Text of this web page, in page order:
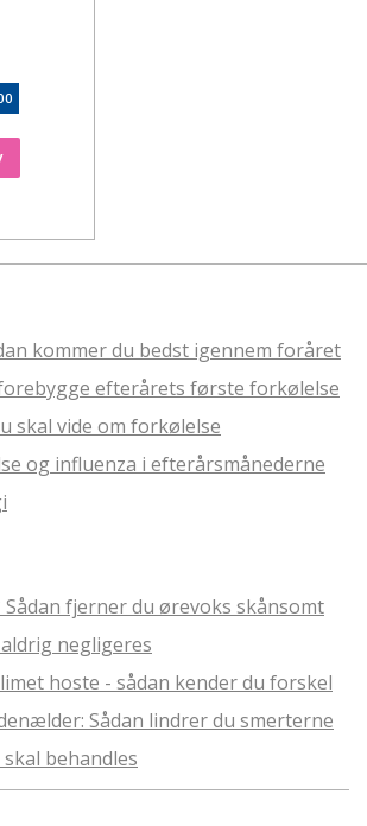
kommer du bedst igennem foråret
efterårets første forkølelse
skal vide om forkølelse
og influenza i efterårsmånederne
fjerner du ørevoks skånsomt
negligeres
hoste - sådan kender du forskel
Sådan lindrer du smerterne
behandles